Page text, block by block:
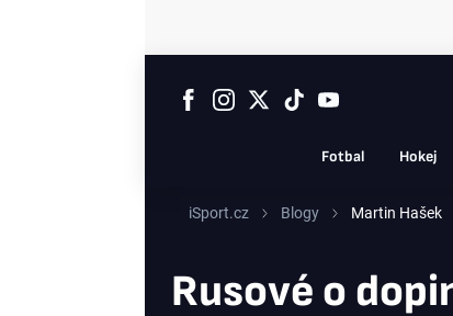
Fotbal Hokej
iSport.cz Blogy Martin Hašek
Rusové o